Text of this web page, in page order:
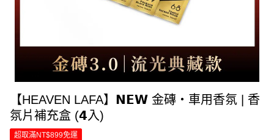
【HEAVEN LAFA】𝗡𝗘𝗪 金磚・車用香氛 | 香
氛片補充盒 (𝟰入)
超取滿NT$899免運